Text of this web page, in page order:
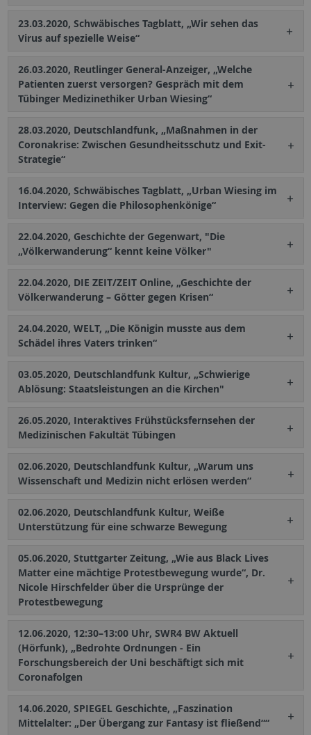
23.03.2020, Schwäbisches Tagblatt, „Wir sehen das
Virus auf spezielle Weise“
26.03.2020, Reutlinger General-Anzeiger, „Welche
Patienten zuerst versorgen? Gespräch mit dem
Tübinger Medizinethiker Urban Wiesing“
28.03.2020, Deutschlandfunk, „Maßnahmen in der
Coronakrise: Zwischen Gesundheitsschutz und Exit-
Strategie“
16.04.2020, Schwäbisches Tagblatt, „Urban Wiesing im
Interview: Gegen die Philosophenkönige“
22.04.2020, Geschichte der Gegenwart, "Die
„Völkerwanderung“ kennt keine Völker"
22.04.2020, DIE ZEIT/ZEIT Online, „Geschichte der
Völkerwanderung – Götter gegen Krisen“
24.04.2020, WELT, „Die Königin musste aus dem
Schädel ihres Vaters trinken“
03.05.2020, Deutschlandfunk Kultur, „Schwierige
Ablösung: Staatsleistungen an die Kirchen"
26.05.2020, Interaktives Frühstücksfernsehen der
Medizinischen Fakultät Tübingen
02.06.2020, Deutschlandfunk Kultur, „Warum uns
Wissenschaft und Medizin nicht erlösen werden“
02.06.2020, Deutschlandfunk Kultur, Weiße
Unterstützung für eine schwarze Bewegung
05.06.2020, Stuttgarter Zeitung, „Wie aus Black Lives
Matter eine mächtige Protestbewegung wurde“, Dr.
Nicole Hirschfelder über die Ursprünge der
Protestbewegung
12.06.2020, 12:30–13:00 Uhr, SWR4 BW Aktuell
(Hörfunk), „Bedrohte Ordnungen - Ein
Forschungsbereich der Uni beschäftigt sich mit
Coronafolgen
14.06.2020, SPIEGEL Geschichte, „Faszination
Mittelalter: „Der Übergang zur Fantasy ist fließend““